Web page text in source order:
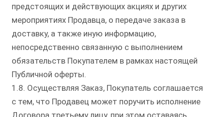
предстоящих и действующих акциях и других
мероприятиях Продавца, о передаче заказа в
доставку, а также иную информацию,
непосредственно связанную с выполнением
обязательств Покупателем в рамках настоящей
Публичной оферты.
1.8. Осуществляя Заказ, Покупатель соглашается
с тем, что Продавец может поручить исполнение
Договора третьему лицу, при этом оставаясь